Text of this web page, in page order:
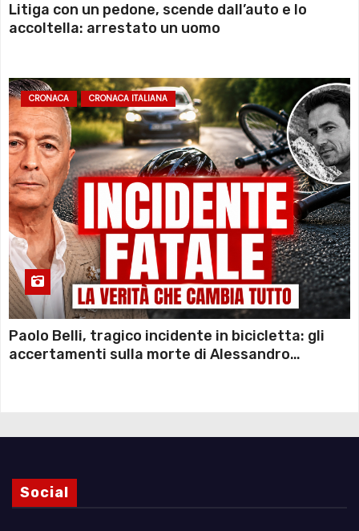
Litiga con un pedone, scende dall’auto e lo
accoltella: arrestato un uomo
CRONACA CRONACA ITALIANA
Paolo Belli, tragico incidente in bicicletta: gli
accertamenti sulla morte di Alessandro
Social